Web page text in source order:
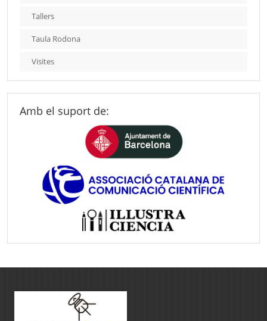
Tallers
Taula Rodona
Visites
Amb el suport de: